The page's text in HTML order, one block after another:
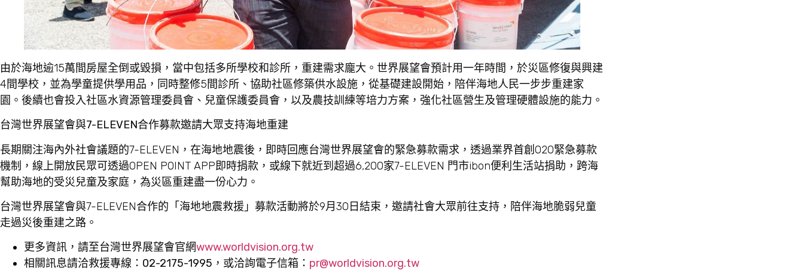
由於海地逾15萬間房屋全倒或毀損，當中包括多所學校和診所，重建需求龐大。世界展望會預計用一年時間，於災區修復與興建
4間學校，並為學童提供學用品，同時整修5間診所、協助社區修築供水設施，從基礎建設開始，陪伴海地人民一步步重建家
園。後續也會投入社區水資源管理委員會、兒童保護委員會，以及農技訓練等培力方案，強化社區營生及管理硬體設施的能力。
台灣世界展望會與7-ELEVEN合作募款邀請大眾支持海地重建
長期關注海內外社會議題的7-ELEVEN，在海地地震後，即時回應台灣世界展望會的緊急募款需求，透過業界首創O2O緊急募款
機制，線上開放民眾可透過OPEN POINT APP即時捐款，或線下就近到超過6,200家7-ELEVEN 門市ibon便利生活站捐助，跨海
幫助海地的受災兒童及家庭，為災區重建盡一份心力。
台灣世界展望會與7-ELEVEN合作的「海地地震救援」募款活動將於9月30日結束，邀請社會大眾前往支持，陪伴海地脆弱兒童
走過災後重建之路。
更多資訊，請至台灣世界展望會官網www.worldvision.org.tw
相關訊息請洽救援專線： 02-2175-1995 ，或洽詢電子信箱： pr@worldvision.org.tw